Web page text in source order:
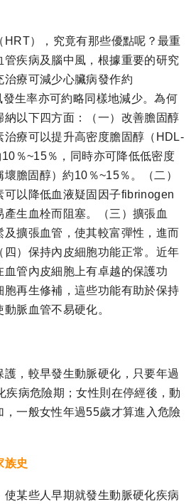
HRT），究竟有那些優點呢？最重
疾病及腦中風，根據重要的研究
療可減少心臟病發作約
生率亦可約略同樣地減少。為何
納以下四方面：（一）改善膽固醇
治療可以提升高密度膽固醇（HDL-
％~15％，同時亦可降低低密度
膽固醇）約10％~15％。（二）
可以降低血液疑固因子fibrinogen
生血栓而阻塞。（三）擴張血
及擴張血管，使其較富彈性，進而
四）保持內皮細胞功能正常。近年
血管內皮細胞上有卓越的保護功
胞再生修補，這些功能有助於保持
脈血管不易硬化。
，較早發生動脈硬化，只要年過
疾病危險期；女性則在停經後，動
，一般女性年過55歲才算進入危險
族史
某些人早期就發生動脈硬化疾病